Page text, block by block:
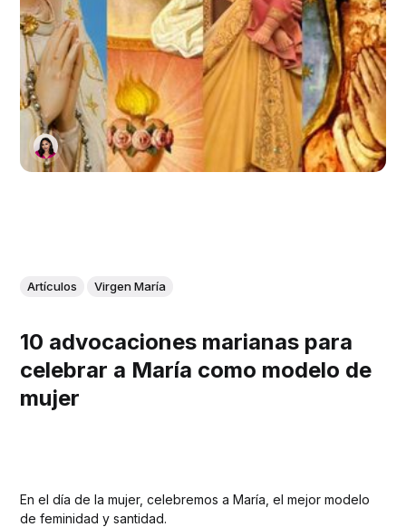
Artículos Virgen María
10 advocaciones marianas para
celebrar a María como modelo de
mujer
En el día de la mujer, celebremos a María, el mejor modelo
de feminidad y santidad.